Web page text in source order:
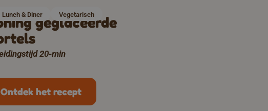
geglaceerde
20-min
Ontdek het recept
Lunch & Diner Vegetarisch